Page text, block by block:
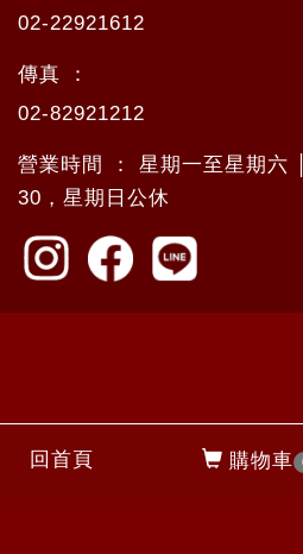
回首頁 購物車
02-22921612
傳真 ：
02-82921212
營業時間 ： 星期一至星期六
30，星期日公休